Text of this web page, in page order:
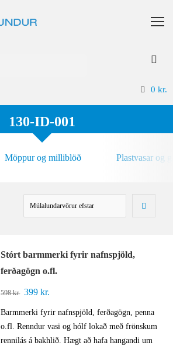
0 kr.
130-ID-001
Möppur og milliblöð Plastvasar og
Stórt barmmerki fyrir nafnspjöld,
ferðagögn o.fl.
598kr. Original
399kr.
399 kr..
Barmmerki fyrir nafnspjöld, ferðagögn, penna
o.fl. Renndur vasi og hólf lokað með frönskum
rennilás á bakhlið. Hægt að hafa hangandi um